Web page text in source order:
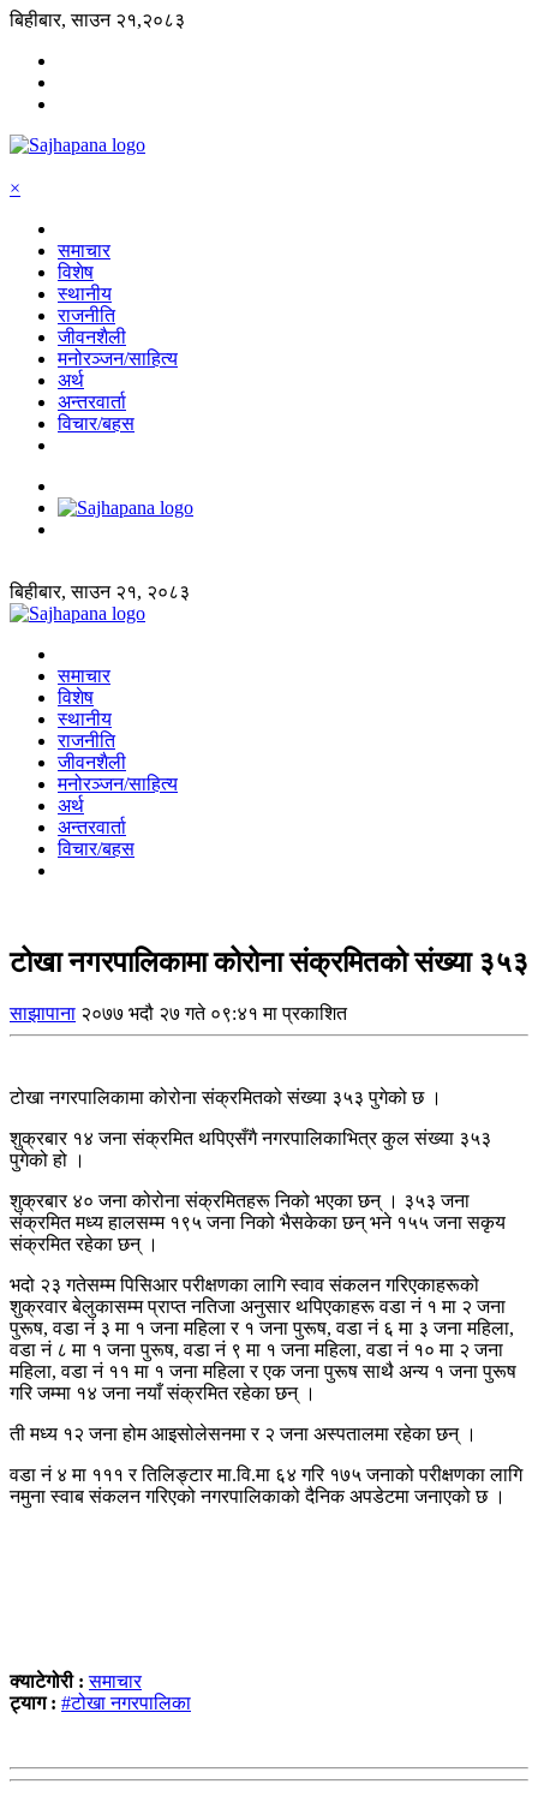
बिहीबार, साउन २१,२०८३
×
समाचार
विशेष
स्थानीय
राजनीति
जीवनशैली
मनोरञ्जन/साहित्य
अर्थ
अन्तरवार्ता
विचार/बहस
बिहीबार, साउन २१, २०८३
समाचार
विशेष
स्थानीय
राजनीति
जीवनशैली
मनोरञ्जन/साहित्य
अर्थ
अन्तरवार्ता
विचार/बहस
टोखा नगरपालिकामा कोरोना संक्रमितको संख्या ३५३
साझापाना २०७७ भदौ २७ गते ०९:४१ मा प्रकाशित
टोखा नगरपालिकामा कोरोना संक्रमितको संख्या ३५३ पुगेको छ ।
शुक्रबार १४ जना संक्रमित थपिएसँगै नगरपालिकाभित्र कुल संख्या ३५३
पुगेको हो ।
शुक्रबार ४० जना कोरोना संक्रमितहरू निको भएका छन् । ३५३ जना
संक्रमित मध्य हालसम्म १९५ जना निको भैसकेका छन् भने १५५ जना सकृय
संक्रमित रहेका छन् ।
भदो २३ गतेसम्म पिसिआर परीक्षणका लागि स्वाव संकलन गरिएकाहरूको
शुक्रवार बेलुकासम्म प्राप्त नतिजा अनुसार थपिएकाहरू वडा नं १ मा २ जना
पुरूष, वडा नं ३ मा १ जना महिला र १ जना पुरूष, वडा नं ६ मा ३ जना महिला,
वडा नं ८ मा १ जना पुरूष, वडा नं ९ मा १ जना महिला, वडा नं १० मा २ जना
महिला, वडा नं ११ मा १ जना महिला र एक जना पुरूष साथै अन्य १ जना पुरूष
गरि जम्मा १४ जना नयाँ संक्रमित रहेका छन् ।
ती मध्य १२ जना होम आइसोलेसनमा र २ जना अस्पतालमा रहेका छन् ।
वडा नं ४ मा १११ र तिलिङ्टार मा.वि.मा ६४ गरि १७५ जनाको परीक्षणका लागि
नमुना स्वाब संकलन गरिएको नगरपालिकाको दैनिक अपडेटमा जनाएको छ ।
क्याटेगोरी :समाचार
ट्याग : #टोखा नगरपालिका